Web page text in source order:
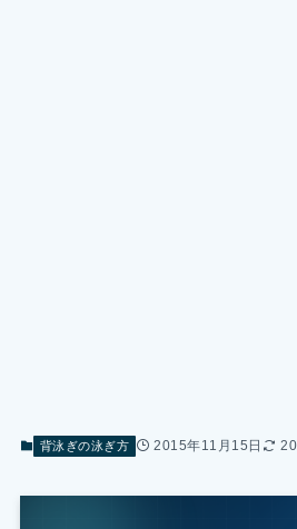
背泳ぎの泳ぎ方 2015年11月15日